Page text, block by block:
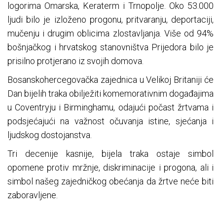
logorima Omarska, Keraterm i Trnopolje. Oko 53.000
ljudi bilo je izloženo progonu, pritvaranju, deportaciji,
mučenju i drugim oblicima zlostavljanja. Više od 94%
bošnjačkog i hrvatskog stanovništva Prijedora bilo je
prisilno protjerano iz svojih domova.
Bosanskohercegovačka zajednica u Velikoj Britaniji će
Dan bijelih traka obilježiti komemorativnim događajima
u Coventryju i Birminghamu, odajući počast žrtvama i
podsjećajući na važnost očuvanja istine, sjećanja i
ljudskog dostojanstva.
Tri decenije kasnije, bijela traka ostaje simbol
opomene protiv mržnje, diskriminacije i progona, ali i
simbol našeg zajedničkog obećanja da žrtve neće biti
zaboravljene.